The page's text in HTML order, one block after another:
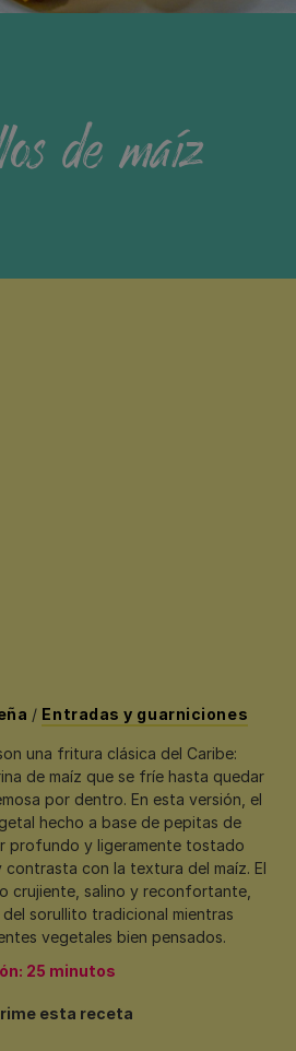
de maíz
/ Entradas y guarniciones
una fritura clásica del Caribe:
de maíz que se fríe hasta quedar
por dentro. En esta versión, el
hecho a base de pepitas de
profundo y ligeramente tostado
con la textura del maíz. El
crujiente, salino y reconfortante,
sorullito tradicional mientras
vegetales bien pensados.
25 minutos
esta receta